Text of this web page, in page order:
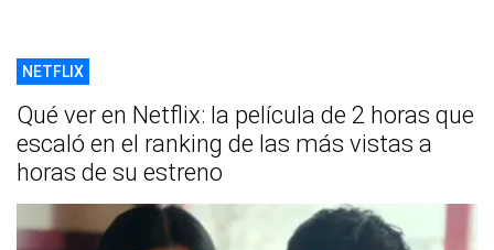
NETFLIX
Qué ver en Netflix: la película de 2 horas que
escaló en el ranking de las más vistas a
horas de su estreno